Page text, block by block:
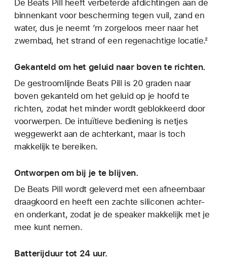
De Beats Pill heeft verbeterde afdichtingen aan de
binnenkant voor bescherming tegen vuil, zand en
water, dus je neemt ’m zorgeloos meer naar het
zwembad, het strand of een regenachtige locatie.²
Gekanteld om het geluid naar boven te richten.
De gestroomlijnde Beats Pill is 20 graden naar
boven gekanteld om het geluid op je hoofd te
richten, zodat het minder wordt geblokkeerd door
voorwerpen. De intuïtieve bediening is netjes
weggewerkt aan de achterkant, maar is toch
makkelijk te bereiken.
Ontworpen om bij je te blijven.
De Beats Pill wordt geleverd met een afneembaar
draagkoord en heeft een zachte siliconen achter-
en onderkant, zodat je de speaker makkelijk met je
mee kunt nemen.
Batterijduur tot 24 uur.